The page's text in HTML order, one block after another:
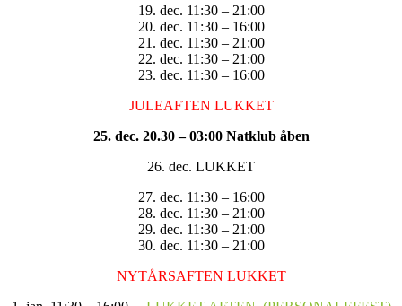
19. dec. 11:30 – 21:00
20. dec. 11:30 – 16:00
21. dec. 11:30 – 21:00
22. dec. 11:30 – 21:00
23. dec. 11:30 – 16:00
JULEAFTEN LUKKET
25. dec. 20.30 – 03:00 Natklub åben
26. dec. LUKKET
27. dec. 11:30 – 16:00
28. dec. 11:30 – 21:00
29. dec. 11:30 – 21:00
30. dec. 11:30 – 21:00
NYTÅRSAFTEN LUKKET